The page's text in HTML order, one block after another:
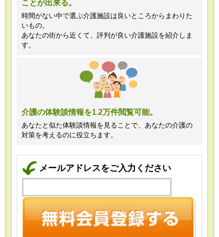
（受付時間 10時～19時 土日祝日除
く・営業のお電話はお断りいたします）
ことが出来る。
時間がない中で選ぶ介護施設は良いところからまわりた
いもの。
あなたの街から近くて、評判が良い介護施設を紹介しま
す。
介護の体験談情報を1.2万件閲覧可能。
あなたと似た体験談情報を見ることで、あなたの介護の
対策を考えるのに役立ちます。
メールアドレスをご入力ください